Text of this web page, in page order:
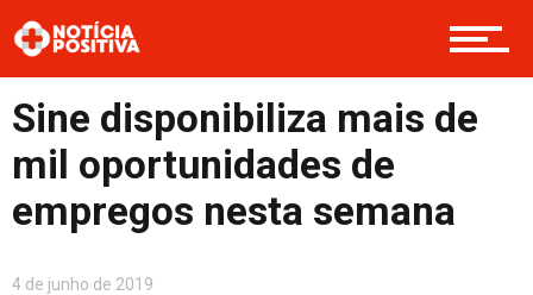
Opinião
Cultura
Sine disponibiliza mais de
mil oportunidades de
empregos nesta semana
4 de junho de 2019